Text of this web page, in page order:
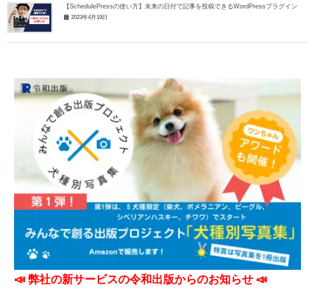
【SchedulePressの使い方】未来の日付で記事を投稿できるWordPressプラグイン
2023年4月19日
📣 弊社の新サービスの令和出版からのお知らせ 📣